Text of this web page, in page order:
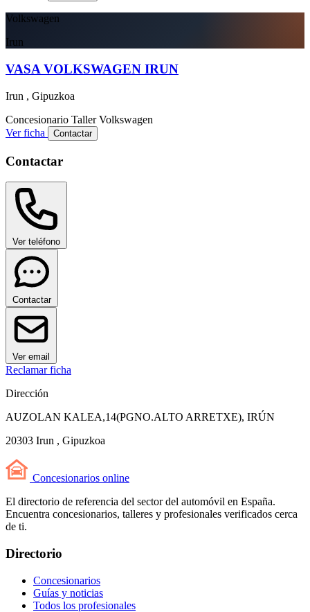
Volkswagen
Irun
VASA VOLKSWAGEN IRUN
Irun , Gipuzkoa
Concesionario Taller Volkswagen
Ver ficha
Contactar
Contactar
Ver teléfono
Contactar
Ver email
Reclamar ficha
Dirección
AUZOLAN KALEA,14(PGNO.ALTO ARRETXE), IRÚN
20303 Irun , Gipuzkoa
Concesionarios online
El directorio de referencia del sector del automóvil en España.
Encuentra concesionarios, talleres y profesionales verificados cerca
de ti.
Directorio
Concesionarios
Guías y noticias
Todos los profesionales